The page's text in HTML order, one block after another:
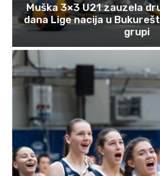
Muška 3×3 U21 zauzela
dana Lige nacija u
grupi